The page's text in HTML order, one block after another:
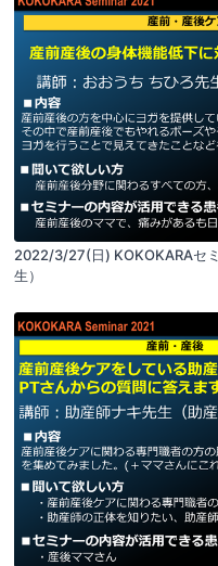
2022/3/27(日) KOKOKARAセ
生）